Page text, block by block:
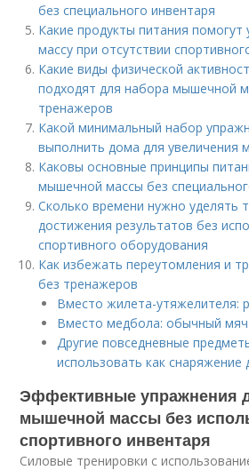
без специального инвентаря
Какие продукты питания
массу при отсутствии
Какие виды физической
подходят для набора мышечной
тренажеров
Какой минимальный набор
выполнить дома для увеличения
Каковы основные принципы
мышечной массы без
Сколько времени нужно уделять
достижения результатов без
спортивного оборудования
Как избежать переутомления и
без тренажеров
Вместо жилета-утяжелителя:
Вместо медбола: обычный мяч
Другие повседневные
использовать как снаряжение
Эффективные упражнения
мышечной массы без
спортивного инвентаря
Силовые тренировки с